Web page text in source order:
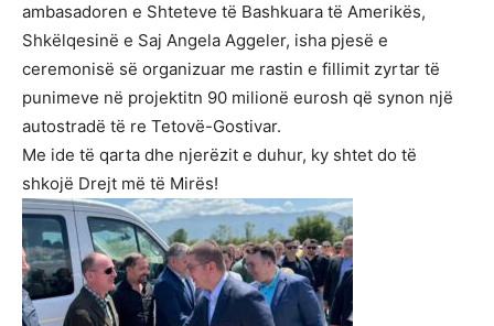
ambasadoren e Shteteve të Bashkuara të Amerikës,
Shkëlqesinë e Saj Angela Aggeler, isha pjesë e
ceremonisë së organizuar me rastin e fillimit zyrtar të
punimeve në projektitn 90 milionë eurosh që synon një
autostradë të re Tetovë-Gostivar.
Me ide të qarta dhe njerëzit e duhur, ky shtet do të
shkojë Drejt më të Mirës!